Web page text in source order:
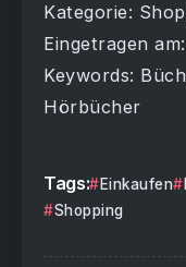
Kategorie:
Eingetragen
Keywords:
Hörbücher
Tags: Einkaufen
Shopping